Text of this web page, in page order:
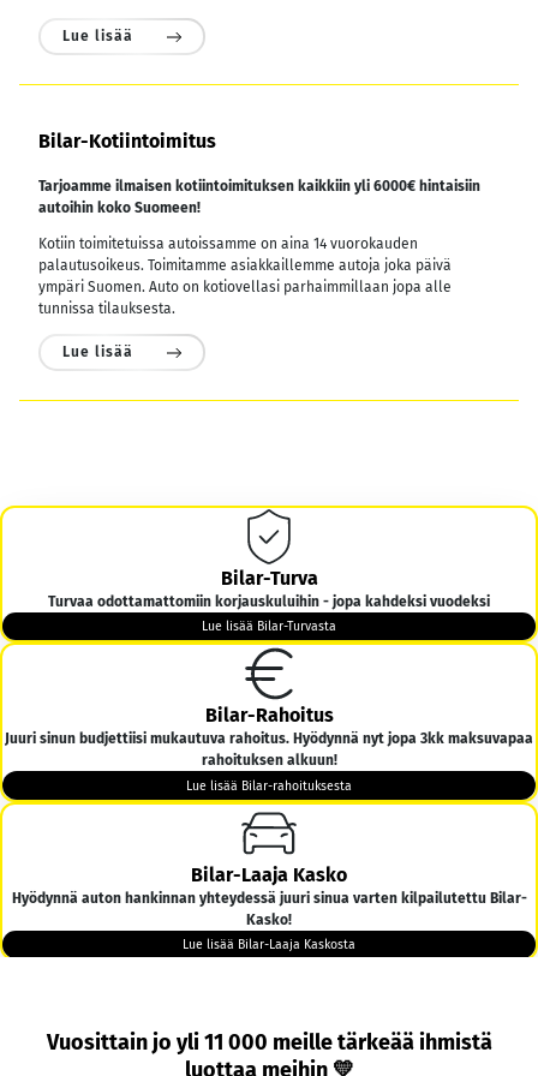
Lue lisää
Bilar-Kotiintoimitus
Tarjoamme ilmaisen kotiintoimituksen kaikkiin yli 6000€ hintaisiin
autoihin koko Suomeen!
Kotiin toimitetuissa autoissamme on aina 14 vuorokauden
palautusoikeus. Toimitamme asiakkaillemme autoja joka päivä
ympäri Suomen. Auto on kotiovellasi parhaimmillaan jopa alle
tunnissa tilauksesta.
Lue lisää
Bilar-Turva
Turvaa odottamattomiin korjauskuluihin - jopa kahdeksi vuodeksi
Lue lisää Bilar-Turvasta
Bilar-Rahoitus
Juuri sinun budjettiisi mukautuva rahoitus. Hyödynnä nyt jopa 3kk maksuvapaa
rahoituksen alkuun!
Lue lisää Bilar-rahoituksesta
Bilar-Laaja Kasko
Hyödynnä auton hankinnan yhteydessä juuri sinua varten kilpailutettu Bilar-
Kasko!
Lue lisää Bilar-Laaja Kaskosta
Bilar-Kotiintoimitus
Tarjoamme ilmaisen kotiintoimituksen kaikkiin yli 6000€ hintaisiin autoihin
Vuosittain jo yli 11 000 meille tärkeää ihmistä
luottaa meihin 💛